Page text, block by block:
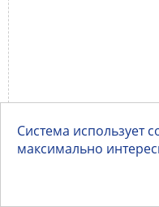
Система использует
максимально